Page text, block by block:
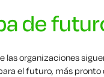
de
las organizaciones
el futuro, más pronto